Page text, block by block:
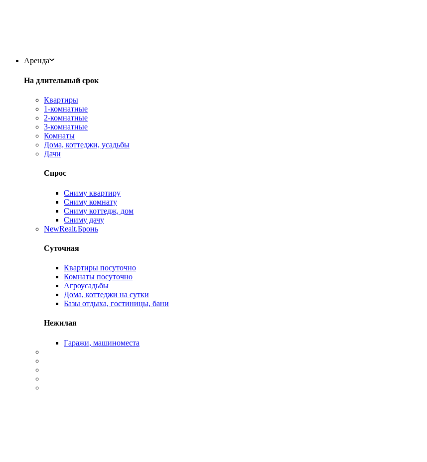
Аренда
На длительный срок
Квартиры
1-комнатные
2-комнатные
3-комнатные
Комнаты
Дома, коттеджи, усадьбы
Дачи
Спрос
Сниму квартиру
Сниму комнату
Сниму коттедж, дом
Сниму дачу
NewRealt.Бронь
Суточная
Квартиры посуточно
Комнаты посуточно
Агроусадьбы
Дома, коттеджи на сутки
Базы отдыха, гостиницы, бани
Нежилая
Гаражи, машиноместа